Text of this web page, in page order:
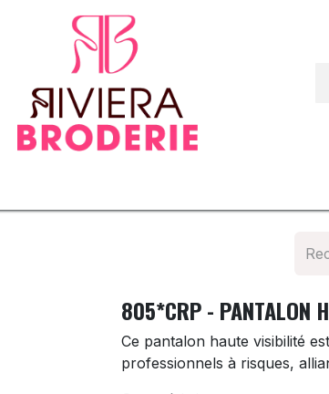
805*CRP - PANTALON
Ce pantalon haute visibilité
professionnels à risques,